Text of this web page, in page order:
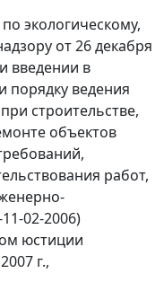
экологическому,
от 26 декабря
введении в
порядку ведения
строительстве,
объектов
работ,
02-2006)
юстиции
г.,